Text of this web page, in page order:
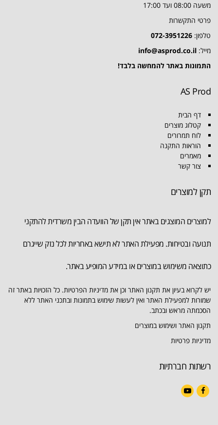
משעה 08:00 ועד 17:00
פרטי התקשרות
טלפון: 072-3951226
מייל: info@asprod.co.il
התמונות באתר להמחשה בלבד!
AS Prod
דף הבית
קטלוג מוצרים
לוח תמרורים
הוראות התקנה
מאמרים
צור קשר
תקן למוצרים
למוצרים המוצגים באתר אין תקן של הוועדה הבין משרדית להתקני
תנועה ובטיחות. מפעילת האתר לא תישא באחריות לכל נזק שייגרם
כתוצאה משימוש במוצרים או במידע המופיע באתר.
יש לקרוא בעיון את תקנון האתר וכן את מדיניות הפרטיות. כל הזכויות באתר זה
שמורות למפעילת האתר ואין לעשות שימוש בתמונות ובתכני האתר ללא
הסכמתה מראש ובכתב.
תקנון האתר ושימוש במוצרים
מדיניות פרטיות
רשתות חברתיות